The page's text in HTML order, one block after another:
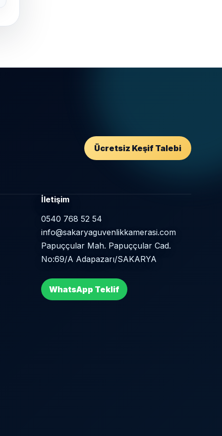
Ücretsiz Keşif Talebi
İletişim
0540 768 52 54
info@sakaryaguvenlikkamerasi.com
Papuççular Mah. Papuççular Cad.
No:69/A Adapazarı/SAKARYA
WhatsApp Teklif